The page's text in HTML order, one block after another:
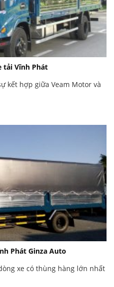
tải Vĩnh Phát
kết hợp giữa Veam Motor và
Phát Ginza Auto
xe có thùng hàng lớn nhất